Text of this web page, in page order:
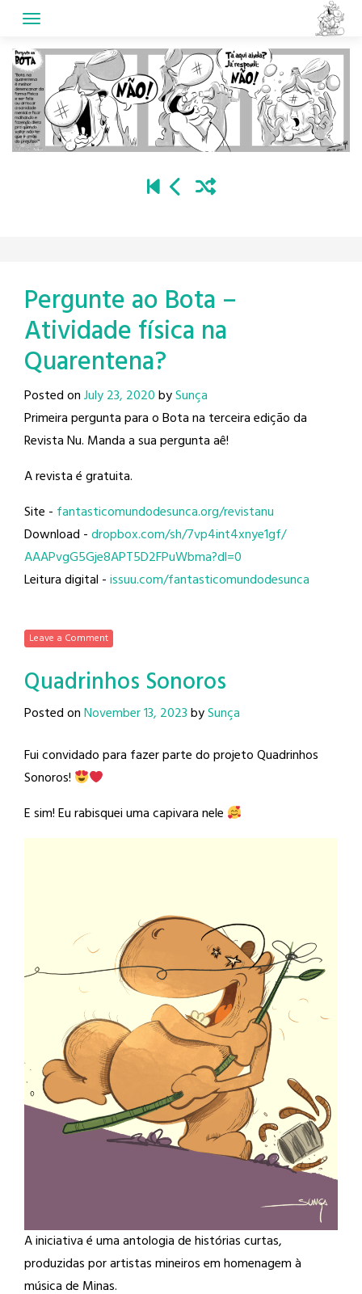
content
Pergunte ao Bota –
Atividade física na
Quarentena?
Posted onJuly 23, 2020bySunça
Primeira pergunta para o Bota na terceira edição da
Revista Nu. Manda a sua pergunta aê!
A revista é gratuita.
Site - fantasticomundodesunca.org/revistanu
Download -dropbox.com/sh/7vp4int4xnye1gf/
AAAPvgG5Gje8APT5D2FPuWbma?dl=0
Leitura digital -issuu.com/fantasticomundodesunca
Leave a Comment
Quadrinhos Sonoros
Posted onNovember 13, 2023bySunça
Fui convidado para fazer parte do projeto Quadrinhos
Sonoros!
E sim! Eu rabisquei uma capivara nele
A iniciativa é uma antologia de histórias curtas,
produzidas por artistas mineiros em homenagem à
música de Minas.